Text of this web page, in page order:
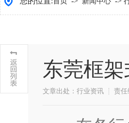
东莞框
文章出处：行业资讯 责任